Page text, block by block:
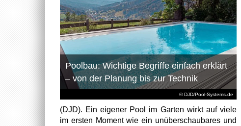
© DJD/Pool-Systems.de
Poolbau: Wichtige Begriffe einfach erklärt
– von der Planung bis zur Technik
(DJD). Ein eigener Pool im Garten wirkt auf viele
im ersten Moment wie ein unüberschaubares und